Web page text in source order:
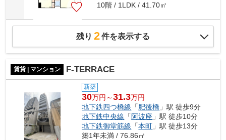
10階 / 1LDK / 41.70㎡
残り 2件を表示する
賃貸 | マンション F-TERRACE
新築
30万円～31.3万円
地下鉄四つ橋線 「肥後橋 」駅 徒歩9分
地下鉄中央線 「 阿波座 」駅 徒歩10分
地下鉄御堂筋線 「本町 」駅 徒歩13分
築1年未満 / 76.86㎡